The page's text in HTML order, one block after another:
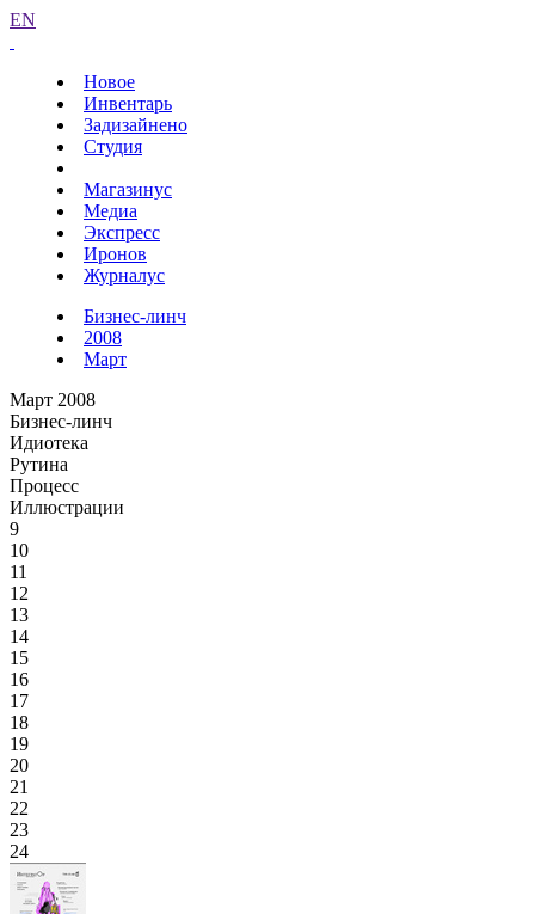
EN
Новое
Инвентарь
Задизайнено
Студия
Магазинус
Медиа
Экспресс
Иронов
Журналус
Бизнес-линч
2008
Март
Март 2008
Бизнес-линч
Идиотека
Рутина
Процесс
Иллюстрации
9
10
11
12
13
14
15
16
17
18
19
20
21
22
23
24